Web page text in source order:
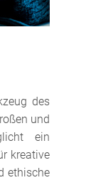
des
und
ein
kreative
ethische